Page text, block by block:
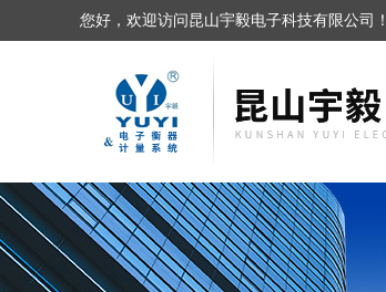
您好，欢迎访问昆山宇毅电子科技有限公司！